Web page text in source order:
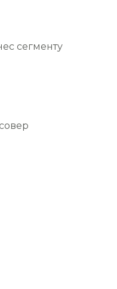
сегменту